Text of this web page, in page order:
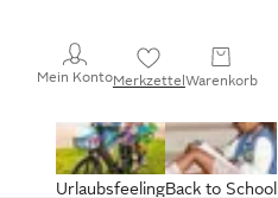
Mein KontoMerkzettelWarenkorb
Back to School
Urlaubsfeeling